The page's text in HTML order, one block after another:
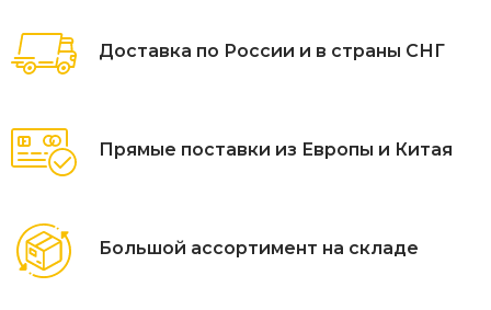
Доставка по России и в страны СНГ
Прямые поставки из Европы и Китая
Большой ассортимент на складе